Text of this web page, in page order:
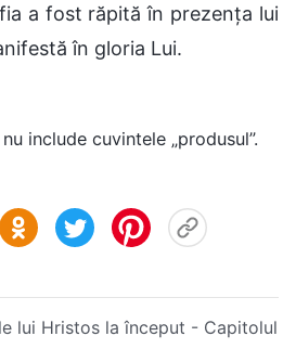
a fost răpită în prezența lui
în gloria Lui.
include cuvintele „produsul”.
lui Hristos la început - Capitolul